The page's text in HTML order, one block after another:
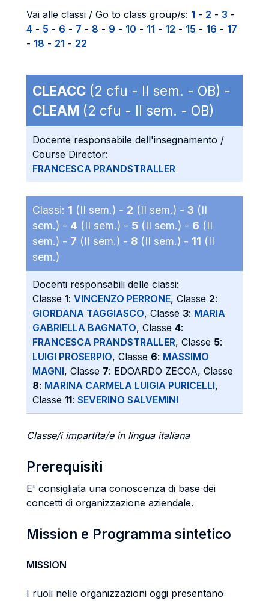
Vai alle classi / Go to class group/s: 1 - 2 - 3 -
4 - 5 - 6 - 7 - 8 - 9 - 10 - 11 - 12 - 15 - 16 - 17
- 18 - 21 - 22
CLEACC (2 cfu - II sem. - OB) -
CLEAM (2 cfu - II sem. - OB)
Docente responsabile dell'insegnamento /
Course Director:
FRANCESCA PRANDSTRALLER
Classi: 1 (II sem.) - 2 (II sem.) - 3 (II
sem.) - 4 (II sem.) - 5 (II sem.) - 6 (II
sem.) - 7 (II sem.) - 8 (II sem.) - 11 (II
sem.)
Docenti responsabili delle classi:
Classe 1: VINCENZO PERRONE, Classe 2:
GIORDANA TAGGIASCO, Classe 3: MARIA
GABRIELLA BAGNATO, Classe 4:
FRANCESCA PRANDSTRALLER, Classe 5:
LUIGI PROSERPIO, Classe 6: MASSIMO
MAGNI, Classe 7: EDOARDO ZECCA, Classe
8: MARINA CARMELA LUIGIA PURICELLI,
Classe 11: SEVERINO SALVEMINI
Classe/i impartita/e in lingua italiana
Prerequisiti
E' consigliata una conoscenza di base dei
concetti di organizzazione aziendale.
Mission e Programma sintetico
MISSION
I ruoli nelle organizzazioni oggi presentano